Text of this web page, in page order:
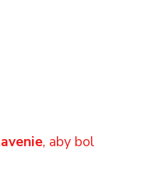
, aby bol